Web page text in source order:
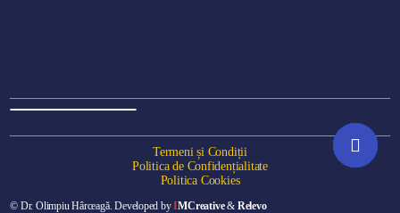
Termeni și Condiții
Politica de Confidențialitate
Politica Cookies
© Dr. Olimpiu Hârceagă. Developed byIMCreative& Relevo
Programare online